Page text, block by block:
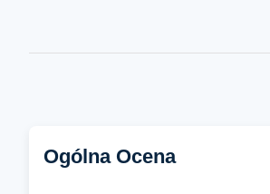
Ogólna Ocena